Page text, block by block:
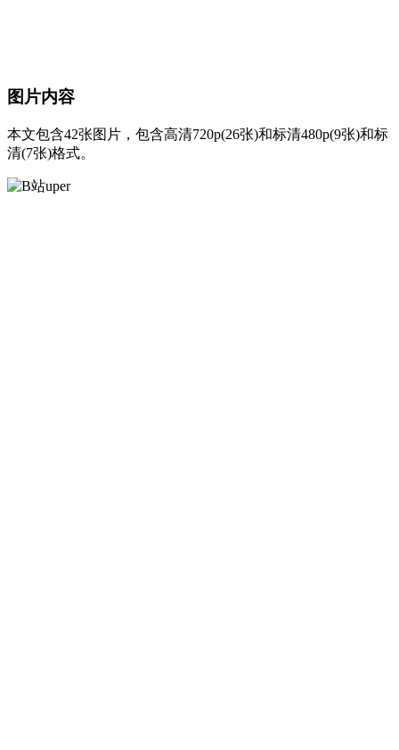
图片内容
本文包含42张图片，包含高清720p(26张)和标清480p(9张)和标
清(7张)格式。